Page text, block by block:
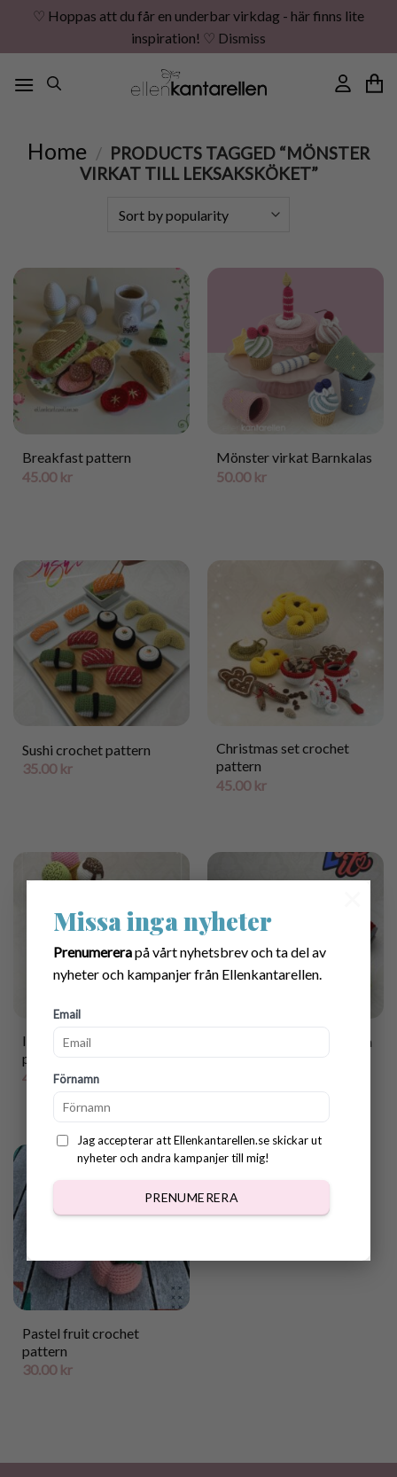
Missa inga nyheter
Prenumererapå vårt nyhetsbrev och ta del av
nyheter och kampanjer från Ellenkantarellen.
Email
Förnamn
Jag accepterar att Ellenkantarellen.se skickar ut
nyheter och andra kampanjer till mig!
PRENUMERERA
♡ Hoppas att du får en underbar virkdag - här finns lite
inspiration! ♡ Dismiss
Home / PRODUCTS TAGGED “MÖNSTER
VIRKAT TILL LEKSAKSKÖKET”
Breakfast pattern
45.00 kr
Mönster virkat Barnkalas
50.00 kr
Sushi crochet pattern
35.00 kr
Christmas set crochet
pattern
45.00 kr
Ice cream kiosk crochet
pattern
45.00kr
Fast food crochet pattern
35.00kr
Pastel fruit crochet
pattern
30.00 kr